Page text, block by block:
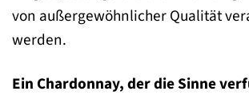
von außergewöhnlicher Qualität
werden.
Ein Chardonnay, der die Sinne